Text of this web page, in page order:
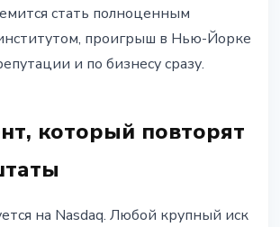
стать полноценным
проигрыш в Нью-Йорке
и по бизнесу сразу.
который повторят
на Nasdaq. Любой крупный иск